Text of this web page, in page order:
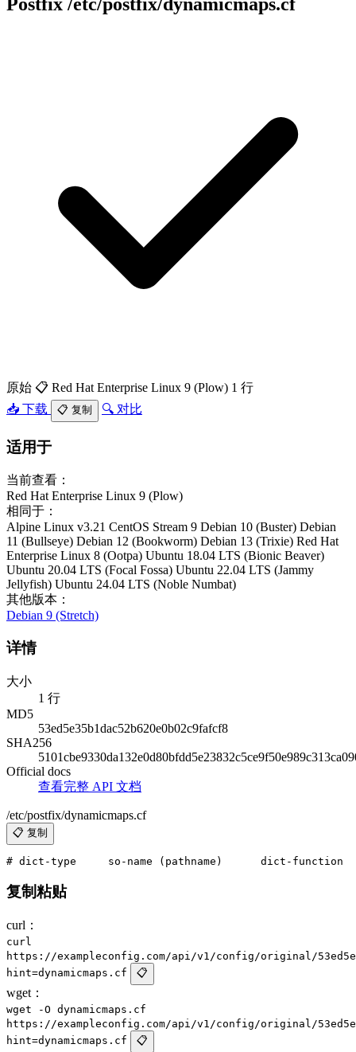
原始 📋 Red Hat Enterprise Linux 9 (Plow) 1 行
📥 下载
📋 复制 🔍 对比
适用于
当前查看：
Red Hat Enterprise Linux 9 (Plow)
相同于：
Alpine Linux v3.21 CentOS Stream 9 Debian 10 (Buster) Debian
11 (Bullseye) Debian 12 (Bookworm) Debian 13 (Trixie) Red Hat
Enterprise Linux 8 (Ootpa) Ubuntu 18.04 LTS (Bionic Beaver)
Ubuntu 20.04 LTS (Focal Fossa) Ubuntu 22.04 LTS (Jammy
Jellyfish) Ubuntu 24.04 LTS (Noble Numbat)
其他版本：
Debian 9 (Stretch)
详情
大小
1 行
MD5
53ed5e35b1dac52b620e0b02c9fafcf8
SHA256
Official docs
查看完整 API 文档
/etc/postfix/dynamicmaps.cf
📋 复制
复制粘贴
curl：
curl
https://exampleconfig.com/api/v1/config/original/
hint=dynamicmaps.cf
📋
wget：
wget -O dynamicmaps.cf
https://exampleconfig.com/api/v1/config/original/
hint=dynamicmaps.cf
📋